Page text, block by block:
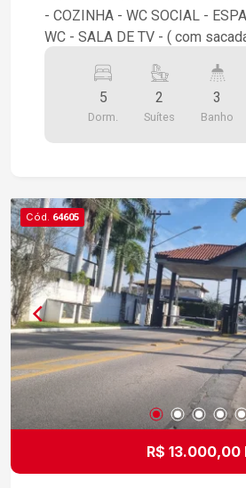
- COZINHA - WC SOCIAL -
WC - SALA DE TV - ( com
5
Dorm.
2
Suítes
3
Banho
Cód. 64605
R$ 13.000,00